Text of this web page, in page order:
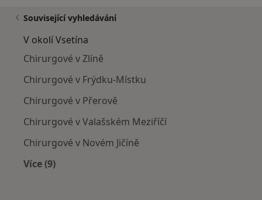
Související vyhledávání
V okolí Vsetína
Chirurgové v Zlíně
Chirurgové v Frýdku-Místku
Chirurgové v Přerově
Chirurgové v Valašském Meziříčí
Chirurgové v Novém Jičíně
Více (9)